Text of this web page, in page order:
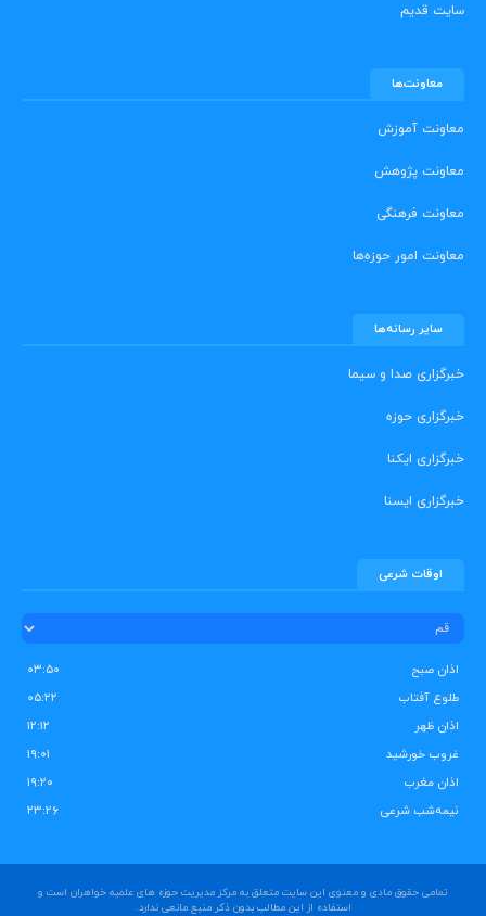
سایت قدیم
معاونت‌ها
معاونت آموزش
معاونت پژوهش
معاونت فرهنگی
معاونت امور حوزه‌ها
سایر رسانه‌ها
خبرگزاری صدا و سیما
خبرگزاری حوزه
خبرگزاری ایکنا
خبرگزاری ایسنا
اوقات شرعی
اذان صبح
۰۳:۵۰
طلوع آفتاب
۰۵:۲۲
اذان ظهر
۱۲:۱۲
غروب خورشید
۱۹:۰۱
اذان مغرب
۱۹:۲۰
نیمه‌شب شرعی
۲۳:۲۶
تمامی حقوق مادی و معنوی این سایت متعلق به مرکز مدیریت حوزه های علمیه خواهران است و
استفاده از این مطالب بدون ذکر منبع مانعی ندارد.